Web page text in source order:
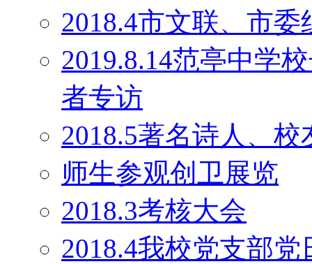
2018.4市文联、市
2019.8.14范亭中学
者专访
2018.5著名诗人、
师生参观创卫展览
2018.3考核大会
2018.4我校党支部党